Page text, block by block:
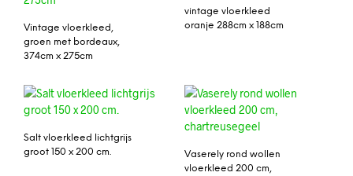
Vintage vloerkleed,
groen met bordeaux,
374cm x 275cm
vintage vloerkleed
oranje 288cm x 188cm
Salt vloerkleed lichtgrijs
groot 150 x 200 cm.
Vaserely rond wollen
vloerkleed 200 cm,